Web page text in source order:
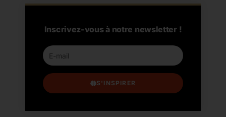
Inscrivez-vous à notre newsletter !
S'INSPIRER